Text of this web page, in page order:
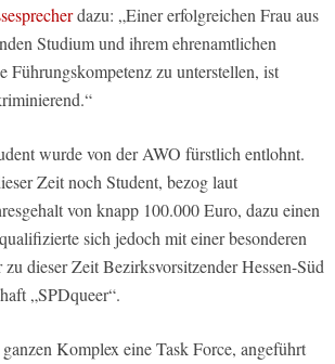
dazu: „Einer erfolgreichen Frau aus
Studium und ihrem ehrenamtlichen
Führungskompetenz zu unterstellen, ist
wurde von der AWO fürstlich entlohnt.
Zeit noch Student, bezog laut
von knapp 100.000 Euro, dazu einen
sich jedoch mit einer besonderen
dieser Zeit Bezirksvorsitzender Hessen-Süd
„SPDqueer“.
Komplex eine Task Force, angeführt